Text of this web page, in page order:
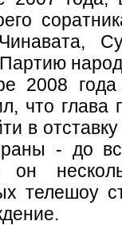
2008
что глава
в
- до
он
телешоу